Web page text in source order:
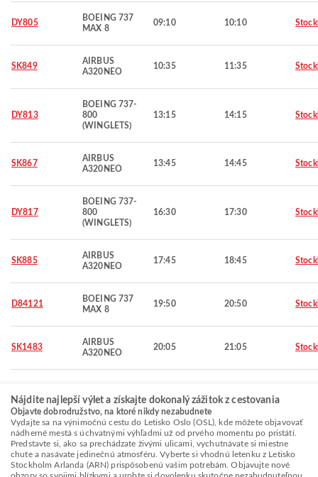
DY805
BOEING 737
MAX 8
09:10 10:10
SK849
AIRBUS
A320NEO
10:35 11:35
DY813
BOEING 737-
800
(WINGLETS)
13:15 14:15
SK867
AIRBUS
A320NEO
13:45 14:45
DY817
BOEING 737-
800
(WINGLETS)
16:30 17:30
SK885
AIRBUS
A320NEO
17:45 18:45
D84121
BOEING 737
MAX 8
19:50 20:50
SK1483
AIRBUS
A320NEO
20:05 21:05
Nájdite najlepší výlet a získajte dokonalý zážitok z cestovania
Objavte dobrodružstvo, na ktoré nikdy nezabudnete
Vydajte sa na výnimočnú cestu do Letisko Oslo (OSL), kde môžete objavovať
nádherné mestá s úchvatnými výhľadmi už od prvého momentu po pristátí.
Predstavte si, ako sa prechádzate živými ulicami, vychutnávate si miestne
chute a nasávate jedinečnú atmosféru. Vyberte si vhodnú letenku z Letisko
Stockholm Arlanda (ARN) prispôsobenú vašim potrebám. Objavujte nové